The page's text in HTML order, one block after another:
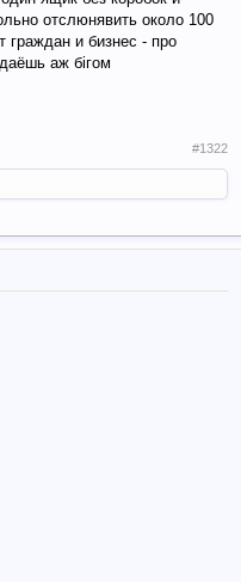
отслюнявить около 100
граждан и бизнес - про
аж бігом
#1322